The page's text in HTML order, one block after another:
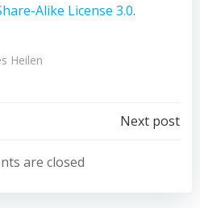
Alike License 3.0.
Heilen
navigation
Next post
are closed